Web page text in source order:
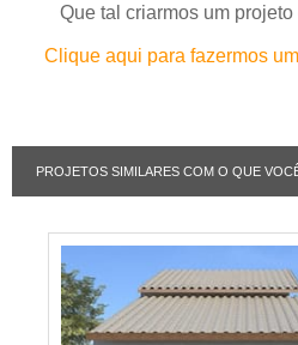
Que tal criarmos um
Clique aqui para fazermos
PROJETOS SIMILARES COM O QUE